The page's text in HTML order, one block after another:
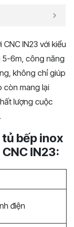
CNC IN23 với kiểu
5-6m, công năng
không chỉ giúp
còn mang lại
lượng cuộc
bếp inox
IN23:
điện